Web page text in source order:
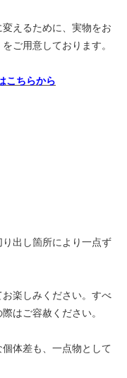
えるために、実物をお
ご用意しております。
こちらから
出し箇所により一点ず
楽しみください。すべ
はご容赦ください。
体差も、一点物として